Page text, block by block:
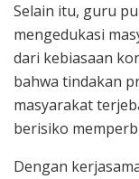
Selain itu, guru
mengedukasi
dari kebiasaan
bahwa tindakan
masyarakat
berisiko
Dengan